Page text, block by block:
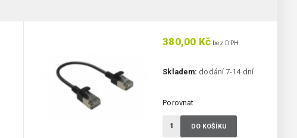
380,00 Kčbez DPH
Skladem: dodání 7-14 dní
Porovnat
DO KOŠÍKU